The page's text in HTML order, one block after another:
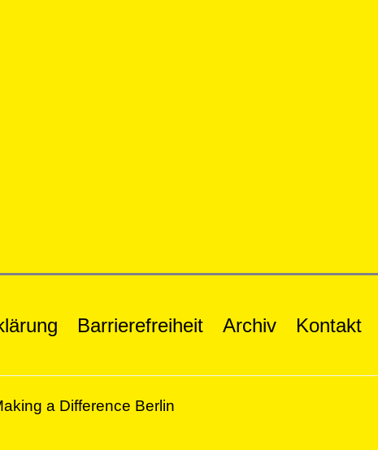
Barrierefreiheit Archiv Kontakt
a Difference Berlin